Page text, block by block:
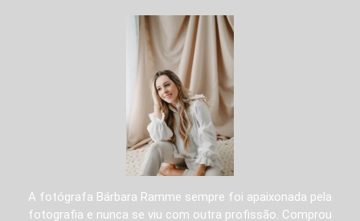
A fotógrafa Bárbara Ramme sempre foi apaixonada pela
fotografia e nunca se viu com outra profissão. Comprou